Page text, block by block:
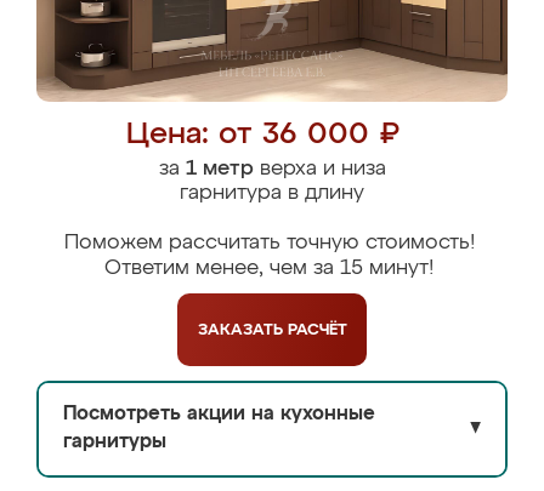
Цена: от 36 000 ₽
за 1 метрверха и низа
гарнитура в длину
Поможем рассчитать точную стоимость!
Ответим менее, чем за 15 минут!
ЗАКАЗАТЬ РАСЧЁТ
Посмотреть акции на кухонные
гарнитуры
▼